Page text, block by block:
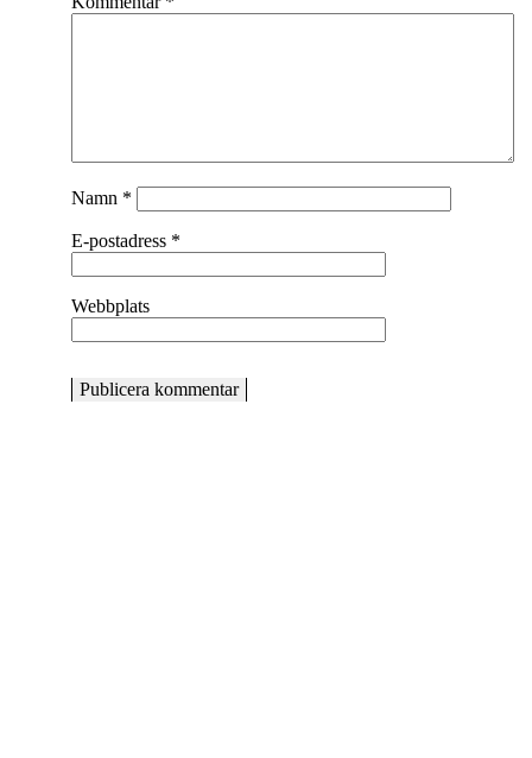
Namn *
E-postadress *
Webbplats